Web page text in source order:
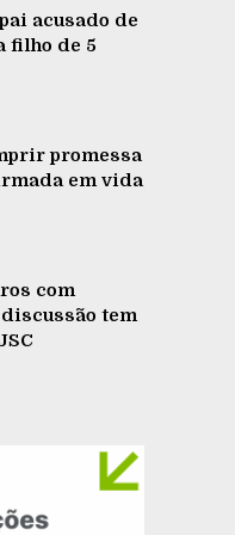
acusado de
filho de 5
promessa
em vida
com
tem